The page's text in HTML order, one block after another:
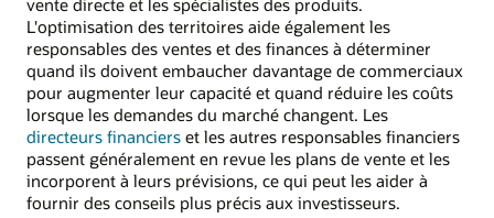
L'optimisation des territoires aide également les
responsables des ventes et des finances à déterminer
quand ils doivent embaucher davantage de commerciaux
pour augmenter leur capacité et quand réduire les coûts
lorsque les demandes du marché changent. Les
directeurs financiers et les autres responsables financiers
passent généralement en revue les plans de vente et les
incorporent à leurs prévisions, ce qui peut les aider à
fournir des conseils plus précis aux investisseurs.